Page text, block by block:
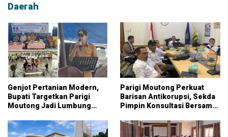
Daerah
Genjot Pertanian Modern,
Bupati Targetkan Parigi
Moutong Jadi Lumbung
Parigi Moutong Perkuat
Barisan Antikorupsi, Sekda
Pimpin Konsultasi Bersama